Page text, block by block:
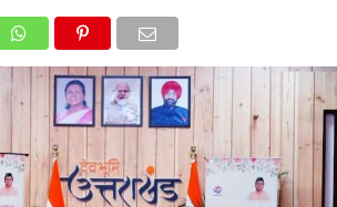
उधम सिंह नगरचंपावतचमोली
टिहरी गढ़वाल
पौड़ी गढ़वाल बागेश्वर रुद्रप्रयाग देश
दुनिया